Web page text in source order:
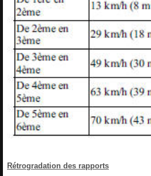
Rétrogradation des rapports